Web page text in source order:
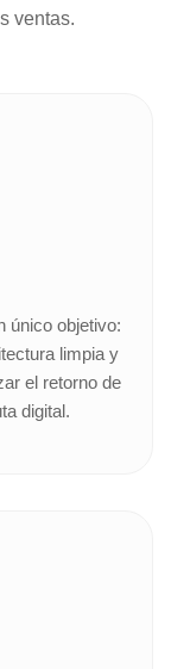
ventas.
único objetivo:
limpia y
el retorno de
digital.